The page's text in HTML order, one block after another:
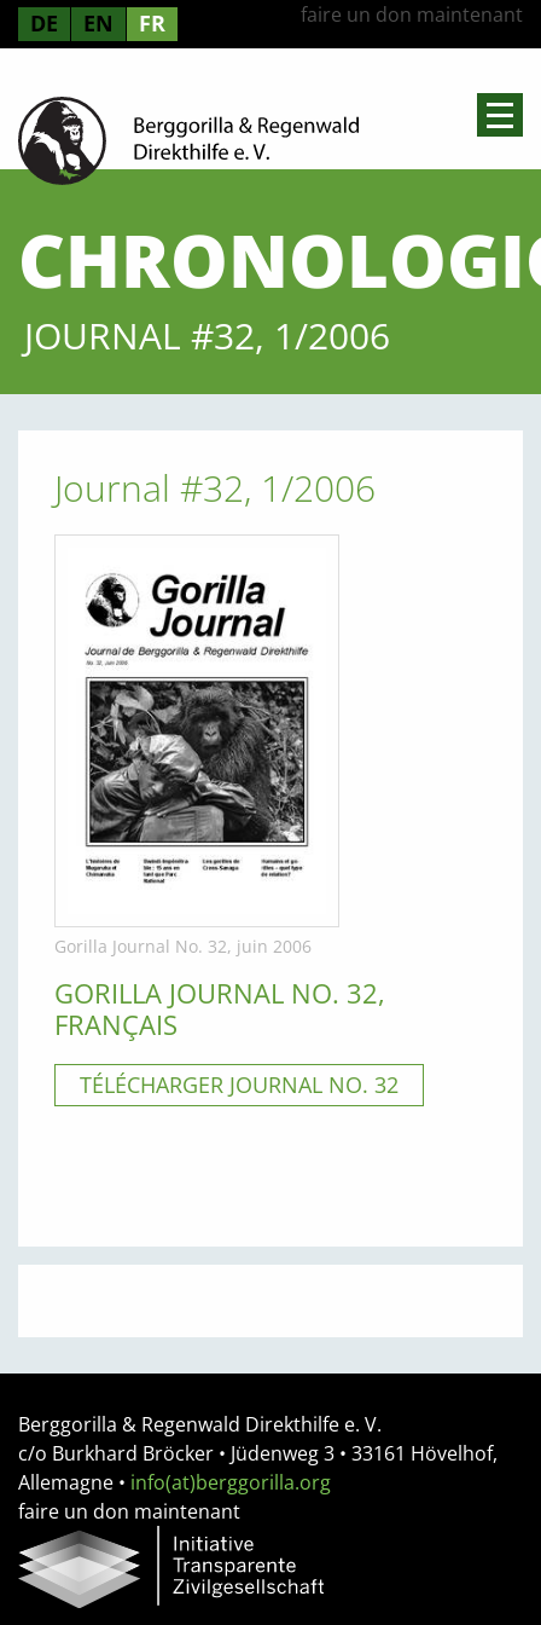
DE EN FR faire un don maintenant
JOURNAL #32, 1/2006
Journal #32, 1/2006
Gorilla Journal No. 32, juin 2006
GORILLA JOURNAL NO. 32,
FRANÇAIS
TÉLÉCHARGER JOURNAL NO. 32
Berggorilla & Regenwald Direkthilfe e. V.
c/o Burkhard Bröcker • Jüdenweg 3 • 33161 Hövelhof,
Allemagne • info(at)berggorilla.org
faire un don maintenant